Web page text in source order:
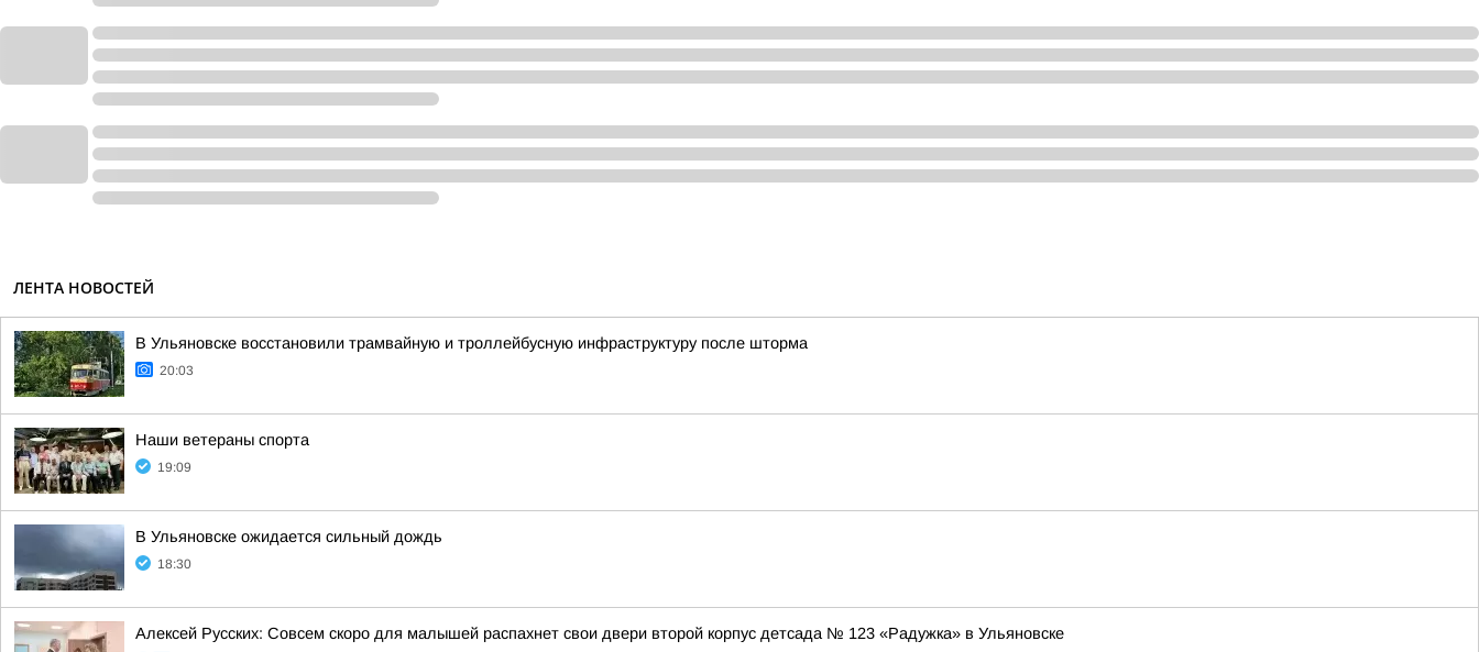
ЛЕНТА НОВОСТЕЙ
В Ульяновске восстановили трамвайную и троллейбусную инфраструктуру после шторма
20:03
Наши ветераны спорта
19:09
В Ульяновске ожидается сильный дождь
18:30
Алексей Русских: Совсем скоро для малышей распахнет свои двери второй корпус детсада № 123 «Радужка» в Ульяновске